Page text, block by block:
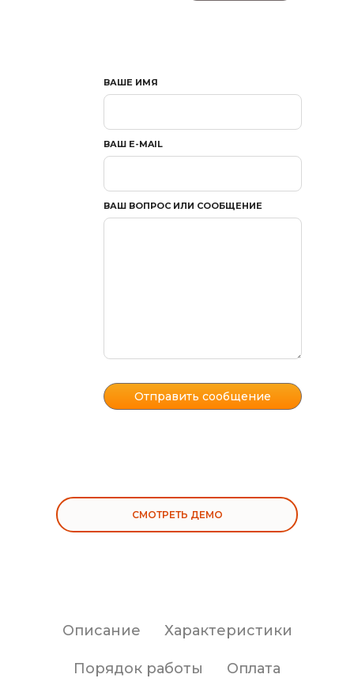
ВАШЕ ИМЯ
ВАШ E-MAIL
ВАШ ВОПРОС ИЛИ СООБЩЕНИЕ
СМОТРЕТЬ ДЕМО
Описание Характеристики
Порядок работы Оплата